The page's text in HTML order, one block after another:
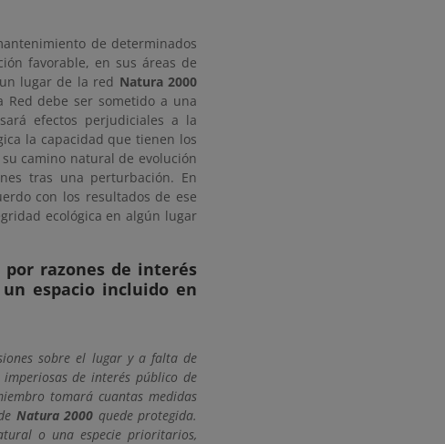
de determinados
favorable, en sus áreas de
lugar de la red Natura 2000
debe ser sometido a una
efectos perjudiciales a la
la capacidad que tienen los
camino natural de evolución
tras una perturbación. En
con los resultados de ese
ecológica en algún lugar
razones de interés
espacio incluido en
sobre el lugar y a falta de
de interés público de
tomará cuantas medidas
Natura 2000 quede protegida.
o una especie prioritarios,